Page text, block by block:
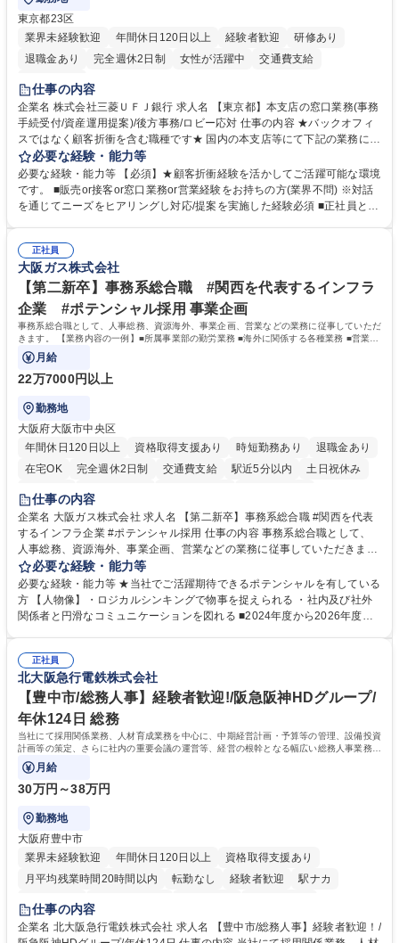
東京都23区
業界未経験歓迎
年間休日120日以上 経験者歓迎
研修あり
退職金あり
完全週休2日制 女性が活躍中
交通費支給
土日祝休み
仕事の内容
企業名 株式会社三菱ＵＦＪ銀行 求人名 【東京都】本支店の窓口業務(事務
手続受付/資産運用提案)/後方事務/ロビー応対 仕事の内容 ★バックオフィ
スではなく顧客折衝を含む職種です★ 国内の本支店等にて下記の業務に従
事していただきます。 ■窓口/後方/ロビーにて事務手続等の受付・オペレ
ーション、お客様対応 ■窓口にて、ご来店された個人のお客様に対して金
融商品のご提案 ■効率的な事務運用の検討・構築等 ≪業務紹介：ご応募前
に必ずご覧ください≫ ※記事 https://www.mysite.bk.mufg.jp/career/circle/
必要な経験・能力等
必要な経験・能力等 【必須】★顧客折衝経験を活かしてご活躍可能な環境
です。 ■販売or接客or窓口業務or営業経験をお持ちの方(業界不問) ※対話
を通じてニーズをヒアリングし対応/提案を実施した経験必須 ■正社員とし
るので安心して入行いただけます。 幅広いキャリアの選択肢があり、公募
や社内副業等を活用し、 一人ひとりが挑戦できるカルチャーが浸透してい
ます。 学歴・資格 学歴：大学院 大学 高専 短大 専修学校 高校 語学力：
資格：
正社員
大阪ガス株式会社
【第二新卒】事務系総合職 #関西を代表するインフラ
企業 #ポテンシャル採用 事業企画
事務系総合職として、人事総務、資源海外、事業企画、営業などの業務に従事していただ
きます。 【業務内容の一例】■所属事業部の勤労業務 ■海外に関係する各種業務 ■営業部
門の企画スタッフ、ルート営業
月給
22万7000円以上
勤務地
大阪府大阪市中央区
年間休日120日以上
資格取得支援あり 時短勤務あり
退職金あり
在宅OK
完全週休2日制 交通費支給 駅近5分以内
土日祝休み
服装自由
第二新卒歓迎
仕事の内容
企業名 大阪ガス株式会社 求人名 【第二新卒】事務系総合職 #関西を代表
するインフラ企業 #ポテンシャル採用 仕事の内容 事務系総合職として、
人事総務、資源海外、事業企画、営業などの業務に従事していただきま
す。 【業務内容の一例】■所属事業部の勤労業務 ■海外に関係する各種業
務 ■営業部門の企画スタッフ、ルート営業 【キャリアパス】入社後の配属
ポジションで一定期間ご活躍頂いた後、本人の適性及び将来のキャリアを
鑑みてジョブローテーションを行います。 【育成】OJTでの現場育成や研
表するインフラ企業 #ポテンシャル採用
必要な経験・能力等
必要な経験・能力等 ★当社でご活躍期待できるポテンシャルを有している
方 【人物像】・ロジカルシンキングで物事を捉えられる ・社内及び社外
関係者と円滑なコミュニケーションを図れる ■2024年度から2026年度ま
72.html ■エネルギーセキュリティの不安定化や気候変動による自然災害の
甚大化など、これまで以上に社会課題解決の重要性が高まっています。
「未来の日常」の創造に向けて持続可能な社会の実現に貢献してまいりま
す。 学歴・資格 学歴：大学院 大学 語学力： 資格：
正社員
北大阪急行電鉄株式会社
【豊中市/総務人事】経験者歓迎!/阪急阪神HDグループ/
年休124日 総務
当社にて採用関係業務、人材育成業務を中心に、中期経営計画・予算等の管理、設備投資
計画等の策定、さらに社内の重要会議の運営等、経営の根幹となる幅広い総務人事業務全
般を担当していただきます。
月給
30万円～38万円
勤務地
大阪府豊中市
業界未経験歓迎
年間休日120日以上
資格取得支援あり
月平均残業時間20時間以内
転勤なし 経験者歓迎
駅ナカ
退職金あり
土日祝休み
服装自由 昼食補助あり 食事補助あり
仕事の内容
企業名 北大阪急行電鉄株式会社 求人名 【豊中市/総務人事】経験者歓迎！/